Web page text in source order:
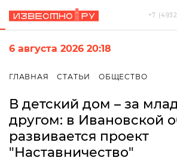
+7
6 августа 2026 20:18
ГЛАВНАЯ СТАТЬИ ОБЩЕСТВО
В детский дом – за
другом: в Ивановской
развивается проект
"Наставничество"